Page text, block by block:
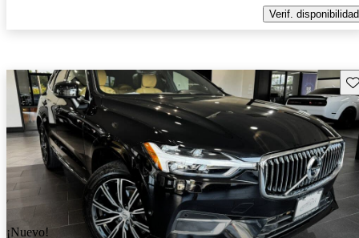
Verif. disponibilidad
¡Nuevo!